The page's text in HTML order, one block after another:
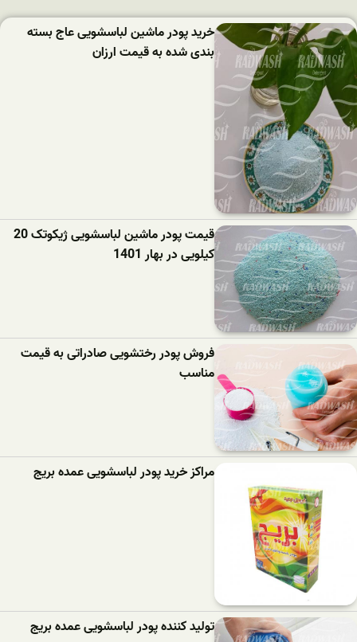
خرید پودر ماشین لباسشویی عاج بسته
بندی شده به قیمت ارزان
قیمت پودر ماشین لباسشویی ژیکوتک 20
کیلویی در بهار 1401
فروش پودر رختشویی صادراتی به قیمت
مناسب
مراکز خرید پودر لباسشویی عمده بریج
تولید کننده پودر لباسشویی عمده بریج